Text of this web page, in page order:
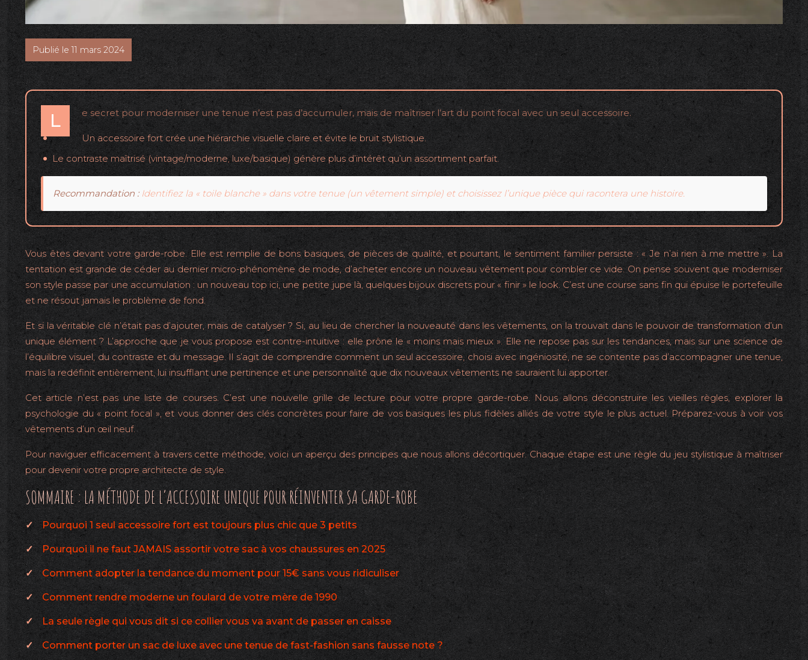
Publié le 11 mars 2024
L e secret pour moderniser une tenue n’est pas d’accumuler, mais de maîtriser l’art du point focal avec un seul accessoire.
Un accessoire fort crée une hiérarchie visuelle claire et évite le bruit stylistique.
Le contraste maîtrisé (vintage/moderne, luxe/basique) génère plus d’intérêt qu’un assortiment parfait.
Recommandation :Identifiez la « toile blanche » dans votre tenue (un vêtement simple) et choisissez l’unique pièce qui racontera une histoire.
Vous êtes devant votre garde-robe. Elle est remplie de bons basiques, de pièces de qualité, et pourtant, le sentiment familier persiste : « Je n’ai rien à me mettre ». La
tentation est grande de céder au dernier micro-phénomène de mode, d’acheter encore un nouveau vêtement pour combler ce vide. On pense souvent que moderniser
son style passe par une accumulation : un nouveau top ici, une petite jupe là, quelques bijoux discrets pour « finir » le look. C’est une course sans fin qui épuise le portefeuille
et ne résout jamais le problème de fond.
Et si la véritable clé n’était pas d’ajouter, mais de catalyser ? Si, au lieu de chercher la nouveauté dans les vêtements, on la trouvait dans le pouvoir de transformation d’un
unique élément ? L’approche que je vous propose est contre-intuitive : elle prône le « moins mais mieux ». Elle ne repose pas sur les tendances, mais sur une science de
l’équilibre visuel, du contraste et du message. Il s’agit de comprendre comment un seul accessoire, choisi avec ingéniosité, ne se contente pas d’accompagner une tenue,
mais la redéfinit entièrement, lui insufflant une pertinence et une personnalité que dix nouveaux vêtements ne sauraient lui apporter.
Cet article n’est pas une liste de courses. C’est une nouvelle grille de lecture pour votre propre garde-robe. Nous allons déconstruire les vieilles règles, explorer la
psychologie du « point focal », et vous donner des clés concrètes pour faire de vos basiques les plus fidèles alliés de votre style le plus actuel. Préparez-vous à voir vos
vêtements d’un œil neuf.
Pour naviguer efficacement à travers cette méthode, voici un aperçu des principes que nous allons décortiquer. Chaque étape est une règle du jeu stylistique à maîtriser
pour devenir votre propre architecte de style.
SOMMAIRE : LA MÉTHODE DE L’ACCESSOIRE UNIQUE POUR RÉINVENTER SA GARDE-ROBE
Pourquoi 1 seul accessoire fort est toujours plus chic que 3 petits
Pourquoi il ne faut JAMAIS assortir votre sac à vos chaussures en 2025
Comment adopter la tendance du moment pour 15€ sans vous ridiculiser
Comment rendre moderne un foulard de votre mère de 1990
La seule règle qui vous dit si ce collier vous va avant de passer en caisse
Comment porter un sac de luxe avec une tenue de fast-fashion sans fausse note ?